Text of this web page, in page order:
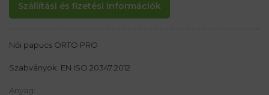
Szállítási és fizetési információk
Női papucs ORTO PRO
Szabványok: EN ISO 20347:2012
Anyag: